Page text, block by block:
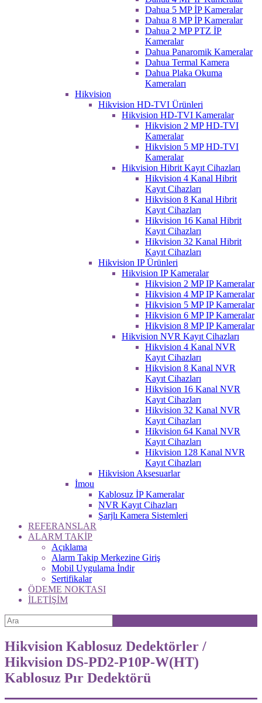
Dahua 5 MP İP Kameralar
Dahua 8 MP İP Kameralar
Dahua 2 MP PTZ İP
Kameralar
Dahua Panaromik Kameralar
Dahua Termal Kamera
Dahua Plaka Okuma
Kameraları
Hikvision
Hikvision HD-TVI Ürünleri
Hikvision HD-TVI Kameralar
Hikvision 2 MP HD-TVI
Kameralar
Hikvision 5 MP HD-TVI
Kameralar
Hikvision Hibrit Kayıt Cihazları
Hikvision 4 Kanal Hibrit
Kayıt Cihazları
Hikvision 8 Kanal Hibrit
Kayıt Cihazları
Hikvision 16 Kanal Hibrit
Kayıt Cihazları
Hikvision 32 Kanal Hibrit
Kayıt Cihazları
Hikvision IP Ürünleri
Hikvision IP Kameralar
Hikvision 2 MP IP Kameralar
Hikvision 4 MP IP Kameralar
Hikvision 5 MP IP Kameralar
Hikvision 6 MP IP Kameralar
Hikvision 8 MP IP Kameralar
Hikvision NVR Kayıt Cihazları
Hikvision 4 Kanal NVR
Kayıt Cihazları
Hikvision 8 Kanal NVR
Kayıt Cihazları
Hikvision 16 Kanal NVR
Kayıt Cihazları
Hikvision 32 Kanal NVR
Kayıt Cihazları
Hikvision 64 Kanal NVR
Kayıt Cihazları
Hikvision 128 Kanal NVR
Kayıt Cihazları
Hikvision Aksesuarlar
İmou
Kablosuz İP Kameralar
NVR Kayıt Cihazları
Şarjlı Kamera Sistemleri
REFERANSLAR
ALARM TAKİP
Açıklama
Alarm Takip Merkezine Giriş
Mobil Uygulama İndir
Sertifikalar
ÖDEME NOKTASI
İLETİŞİM
Hikvision Kablosuz Dedektörler /
Hikvision DS-PD2-P10P-W(HT)
Kablosuz Pır Dedektörü